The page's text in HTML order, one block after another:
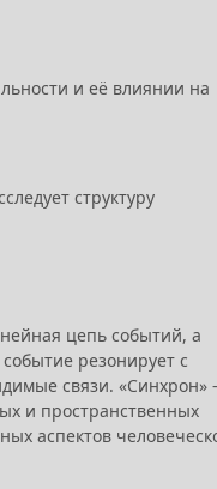
и её влиянии на
структуру
цепь событий, а
резонирует с
связи.
и пространственных
аспектов